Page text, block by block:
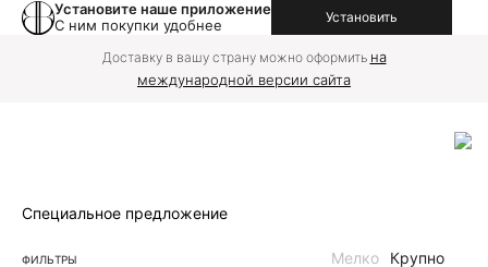
Установите наше приложение
С ним покупки удобнее
Установить
Доставку в вашу страну можно оформить на
международной версии сайта
Специальное предложение
ФИЛЬТРЫ Мелко Крупно